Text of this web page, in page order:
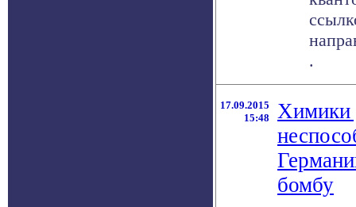
.
17.09.2015
15:48
Химики
бомбу